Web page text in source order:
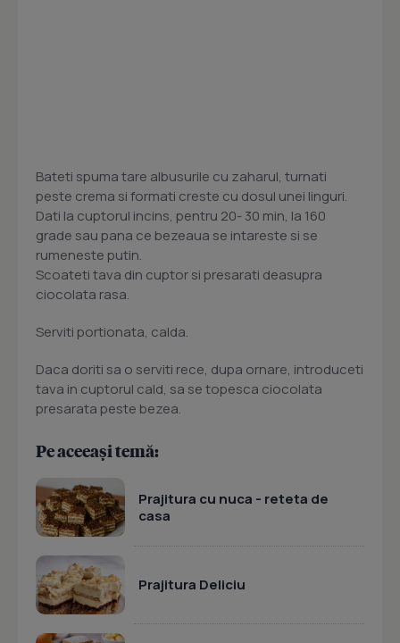
Bateti spuma tare albusurile cu zaharul, turnati
peste crema si formati creste cu dosul unei linguri.
Dati la cuptorul incins, pentru 20- 30 min, la 160
grade sau pana ce bezeaua se intareste si se
rumeneste putin.
Scoateti tava din cuptor si presarati deasupra
ciocolata rasa.
Serviti portionata, calda.
Daca doriti sa o serviti rece, dupa ornare, introduceti
tava in cuptorul cald, sa se topesca ciocolata
presarata peste bezea.
Pe aceeași temă:
Prajitura cu nuca - reteta de
casa
Prajitura Deliciu